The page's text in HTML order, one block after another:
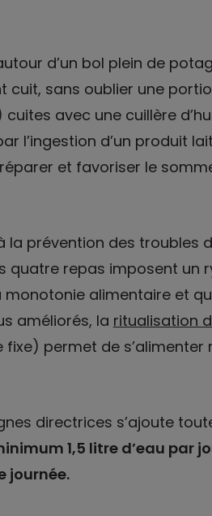
d’un bol plein de
cuit, sans oublier une
avec une cuillère
l’ingestion d’un produit
et favoriser le
la prévention des troubles
quatre repas imposent un
monotonie alimentaire et
améliorés, la ritualisation
permet de s’alimenter
directrices s’ajoute
1,5 litre d’eau par
journée.